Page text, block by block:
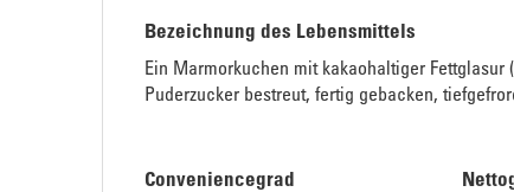
Bezeichnung des Lebensmittels
Ein Marmorkuchen mit kakaohaltiger Fettglasur
Puderzucker bestreut, fertig gebacken,
Conveniencegrad